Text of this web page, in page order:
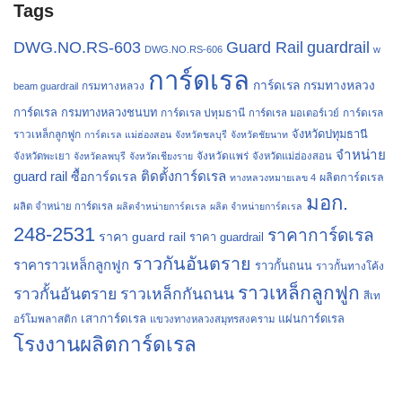
Tags
DWG.NO.RS-603 DWG.NO.RS-606 Guard Rail guardrail w
beam guardrail กรมทางหลวง การ์ดเรล การ์ดเรล กรมทางหลวง
การ์ดเรล กรมทางหลวงชนบท การ์ดเรล ปทุมธานี การ์ดเรล มอเตอร์เวย์ การ์ดเรล
ราวเหล็กลูกฟูก การ์ดเรล แม่ฮ่องสอน จังหวัดชลบุรี จังหวัดชัยนาท จังหวัดปทุมธานี
จังหวัดพะเยา จังหวัดลพบุรี จังหวัดเชียงราย จังหวัดแพร่ จังหวัดแม่ฮ่องสอน จำหน่าย
guard rail ซื้อการ์ดเรล ติดตั้งการ์ดเรล ทางหลวงหมายเลข 4 ผลิตการ์ดเรล
ผลิต จำหน่าย การ์ดเรล ผลิตจำหน่ายการ์ดเรล ผลิต จำหน่ายการ์ดเรล มอก.
248-2531 ราคา guard rail ราคา guardrail ราคาการ์ดเรล
ราคาราวเหล็กลูกฟูก ราวกันอันตราย ราวกั้นถนน ราวกั้นทางโค้ง
ราวกั้นอันตราย ราวเหล็กกันถนน ราวเหล็กลูกฟูก สีเท
อร์โมพลาสติก เสาการ์ดเรล แขวงทางหลวงสมุทรสงคราม แผ่นการ์ดเรล
โรงงานผลิตการ์ดเรล